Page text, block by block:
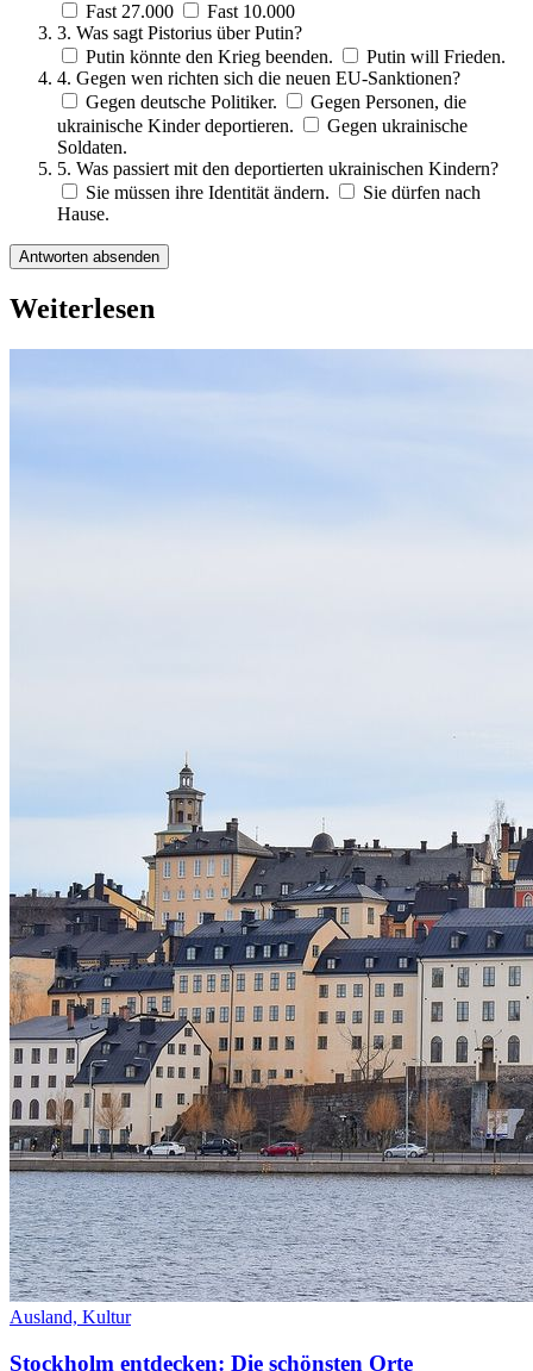
Fast 27.000
Fast 10.000
3. Was sagt Pistorius über Putin?
Putin könnte den Krieg beenden.
Putin will Frieden.
4. Gegen wen richten sich die neuen EU-Sanktionen?
Gegen deutsche Politiker.
Gegen Personen, die
ukrainische Kinder deportieren.
Gegen ukrainische
Soldaten.
5. Was passiert mit den deportierten ukrainischen Kindern?
Sie müssen ihre Identität ändern.
Sie dürfen nach
Hause.
Antworten absenden
Weiterlesen
Ausland, Kultur
Stockholm entdecken: Die schönsten Orte